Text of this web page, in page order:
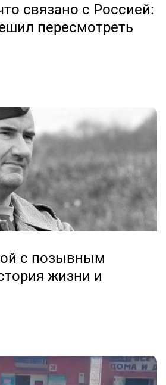
связано с Россией:
пересмотреть
с позывным
жизни и